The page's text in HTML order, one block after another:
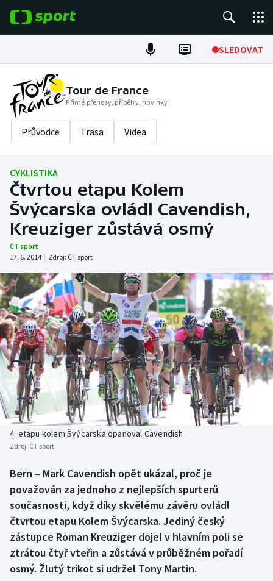
SLEDOVAT
Fotbal
Hokej
Tenis
Cyklistika
DALŠÍ SPORTY
Americký fotbal
Baseball a softbal
Basketbal
Biatlon
Boby a skeleton
Box
Curling
Florbal
Futsal
Golf
Gymnastika
NEPŘEHLÉDNĚTE
Soutěže
Historické návraty
Aplikace ČT sport
AZ kvíz
Tour de France
Přímé přenosy, příběhy, novinky
Průvodce Trasa Videa
CYKLISTIKA
Čtvrtou etapu Kolem
Švýcarska ovládl Cavendish,
Kreuziger zůstává osmý
ČT sport
17. 6. 2014 | Zdroj: ČT sport
4. etapu kolem Švýcarska opanoval Cavendish
Zdroj: ČT sport
Bern – Mark Cavendish opět ukázal, proč je
považován za jednoho z nejlepších spurterů
současnosti, když díky skvělému závěru ovládl
čtvrtou etapu Kolem Švýcarska. Jediný český
zástupce Roman Kreuziger dojel v hlavním poli se
ztrátou čtyř vteřin a zůstává v průběžném pořadí
osmý. Žlutý trikot si udržel Tony Martin.